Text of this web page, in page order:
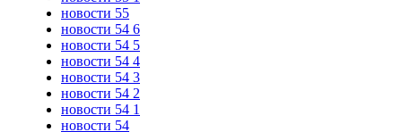
новости 55
новости 54 6
новости 54 5
новости 54 4
новости 54 3
новости 54 2
новости 54 1
новости 54